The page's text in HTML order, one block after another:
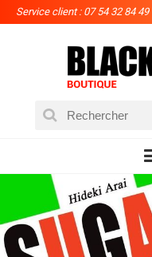
Service client : 07 54 32 84 49